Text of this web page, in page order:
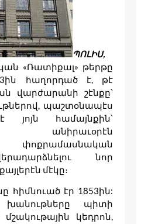
ՊՈԼԻՍ,
«Ռատիքալ» թերթը
հաղորդած է, թէ
վարժարանի շէնքը՝
պաշտօնապէս
յոյն համայնքին՝
անիրաւօրէն
փոքրամասնական
նոր
մէկը։
հիմնուած էր 1853ին:
պիտի
մշակութային կեդրոն,